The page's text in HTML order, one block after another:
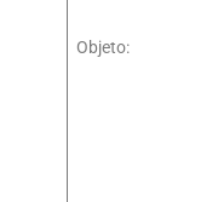
Objeto: